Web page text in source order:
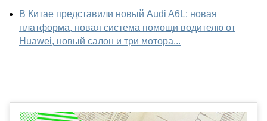
В Китае представили новый Audi A6L: новая
платформа, новая система помощи водителю от
Huawei, новый салон и три мотора...